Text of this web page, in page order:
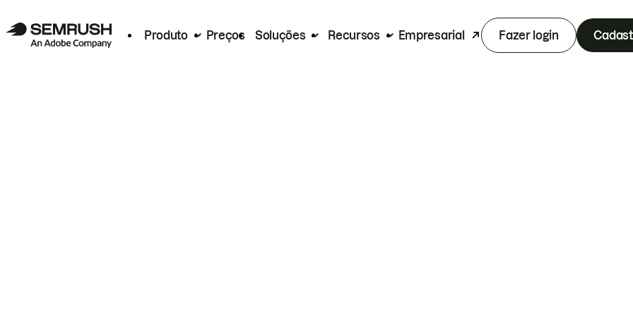
Produto Preços Soluções Recursos Empresarial Fazer login